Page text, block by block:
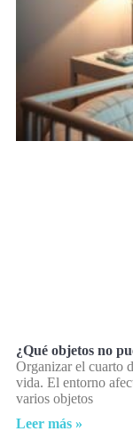
¿Qué objetos no
Organizar el cuarto
vida. El entorno
varios objetos
Leer más »